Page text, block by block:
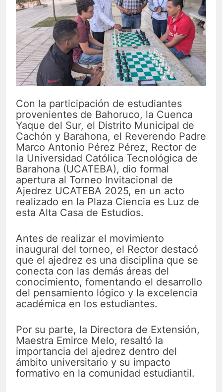
Con la participación de estudiantes
provenientes de Bahoruco, la Cuenca
Yaque del Sur, el Distrito Municipal de
Cachón y Barahona, el Reverendo Padre
Marco Antonio Pérez Pérez, Rector de
la Universidad Católica Tecnológica de
Barahona (UCATEBA), dio formal
apertura al Torneo Invitacional de
Ajedrez UCATEBA 2025, en un acto
realizado en la Plaza Ciencia es Luz de
esta Alta Casa de Estudios.
Antes de realizar el movimiento
inaugural del torneo, el Rector destacó
que el ajedrez es una disciplina que se
conecta con las demás áreas del
conocimiento, fomentando el desarrollo
del pensamiento lógico y la excelencia
académica en los estudiantes.
Por su parte, la Directora de Extensión,
Maestra Emirce Melo, resaltó la
importancia del ajedrez dentro del
ámbito universitario y su impacto
formativo en la comunidad estudiantil.